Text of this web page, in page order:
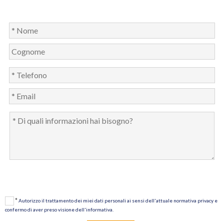
*Autorizzo il trattamento dei miei dati personali ai sensi dell'attuale normativa privacy e
confermo di aver preso visione dell'informativa.